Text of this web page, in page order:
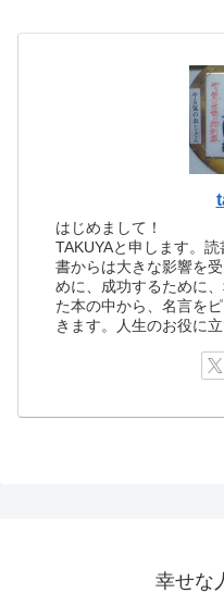
はじめまして！
TAKUYAと申します。
書からは大きな影響を
めに、成功するために
た本の中から、名言を
きます。人生のお役に
幸せな